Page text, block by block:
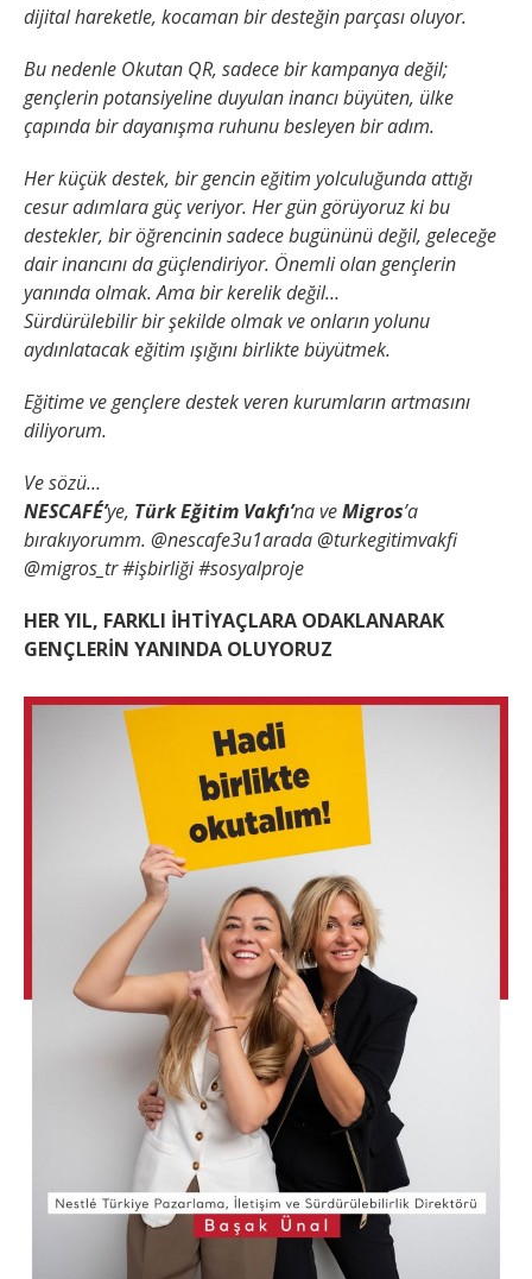
dijital hareketle, kocaman bir desteğin parçası oluyor.
Bu nedenle Okutan QR, sadece bir kampanya değil;
gençlerin potansiyeline duyulan inancı büyüten, ülke
çapında bir dayanışma ruhunu besleyen bir adım.
Her küçük destek, bir gencin eğitim yolculuğunda attığı
cesur adımlara güç veriyor. Her gün görüyoruz ki bu
destekler, bir öğrencinin sadece bugününü değil, geleceğe
dair inancını da güçlendiriyor. Önemli olan gençlerin
yanında olmak.Ama bir kerelik değil…
Sürdürülebilir bir şekilde olmak ve onların yolunu
aydınlatacak eğitim ışığını birlikte büyütmek.
Eğitime ve gençlere destek veren kurumların artmasını
diliyorum.
Ve sözü…
NESCAFÉ’ye, Türk Eğitim Vakfı’na veMigros’a
bırakıyorumm. @nescafe3u1arada @turkegitimvakfi
@migros_tr #işbirliği #sosyalproje
HER YIL, FARKLI İHTİYAÇLARA ODAKLANARAK
GENÇLERİN YANINDA OLUYORUZ